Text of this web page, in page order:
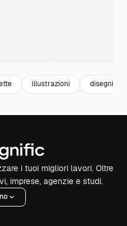
illustrazioni disegni
i tuoi migliori lavori. Oltre
imprese, agenzie e studi.